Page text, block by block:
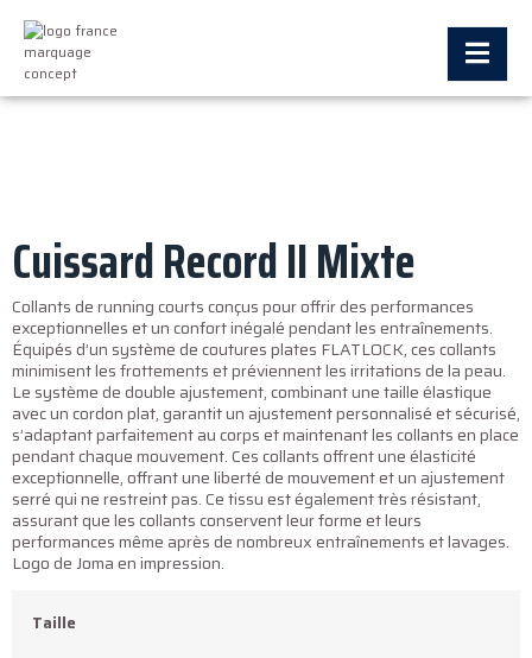
Cuissard Record II Mixte
Collants de running courts conçus pour offrir des performances
exceptionnelles et un confort inégalé pendant les entraînements.
Équipés d’un système de coutures plates FLATLOCK, ces collants
minimisent les frottements et préviennent les irritations de la peau.
Le système de double ajustement, combinant une taille élastique
avec un cordon plat, garantit un ajustement personnalisé et sécurisé,
s’adaptant parfaitement au corps et maintenant les collants en place
pendant chaque mouvement. Ces collants offrent une élasticité
exceptionnelle, offrant une liberté de mouvement et un ajustement
serré qui ne restreint pas. Ce tissu est également très résistant,
assurant que les collants conservent leur forme et leurs
performances même après de nombreux entraînements et lavages.
Logo de Joma en impression.
Taille